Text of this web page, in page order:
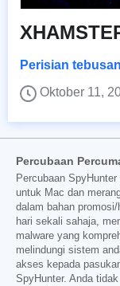
Perisian tebusan
Oktober 11,
Percubaan
Percubaan
untuk Mac dan
dalam bahan
hari sekali sahaja,
malware yang
melindungi sistem
akses kepada
SpyHunter. Anda